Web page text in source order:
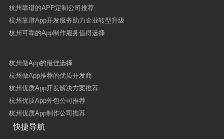
杭州靠谱的APP定制公司推荐
杭州靠谱App开发服务助力企业转型升级
杭州可靠的App制作服务值得选择
杭州做App的最佳选择
杭州做App推荐的优质开发商
杭州优质App开发解决方案推荐
杭州优质App外包公司推荐
杭州优质App制作公司推荐
快捷导航